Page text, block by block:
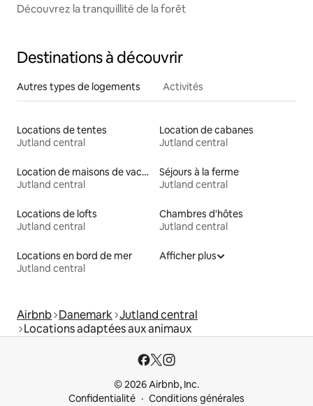
Découvrez la tranquillité de la forêt
Destinations à découvrir
Autres types de logements Activités
Locations de tentes
Jutland central
Location de cabanes
Jutland central
Location de maisons de vacances
Jutland central
Séjours à la ferme
Jutland central
Locations de lofts
Jutland central
Chambres d'hôtes
Jutland central
Locations en bord de mer
Jutland central
Afficher plus
Airbnb Danemark Jutland central
Locations adaptées aux animaux
© 2026 Airbnb, Inc.
Confidentialité
Conditions générales